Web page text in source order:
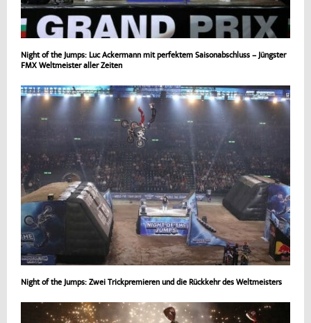
Night of the Jumps: Luc Ackermann mit perfektem Saisonabschluss – Jüngster
FMX Weltmeister aller Zeiten
Night of the Jumps: Zwei Trickpremieren und die Rückkehr des Weltmeisters